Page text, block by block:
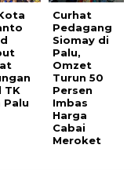
TK
Palu
Curhat
Pedagang
Siomay di
Palu,
Omzet
Turun 50
Persen
Imbas
Harga
Cabai
Meroket